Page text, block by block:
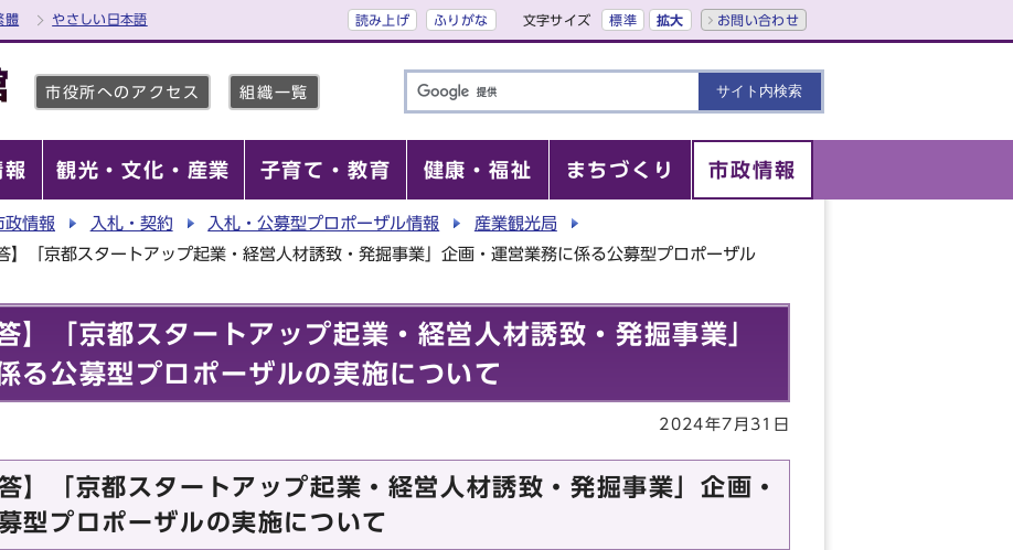
體 やさしい日本語 読み上げ ふりがな 文字サイズ 標準 拡大 お問い合わせ
市役所へのアクセス 組織一覧
観光・文化・産業 子育て・教育 健康・福祉 まちづくり 市政情報
政情報 入札・契約 入札・公募型プロポーザル情報
産業観光局
】「京都スタートアップ起業・経営人材誘致・発掘事業」企画・運営業務に係る公募型プロポーザル
】「京都スタートアップ起業・経営人材誘致・発掘事業」
る公募型プロポーザルの実施について
2024年7月31日
】「京都スタートアップ起業・経営人材誘致・発掘事業」企画・
型プロポーザルの実施について